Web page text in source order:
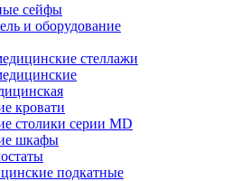
сейфы
и оборудование
стеллажи
кровати
столики серии MD
шкафы
подкатные